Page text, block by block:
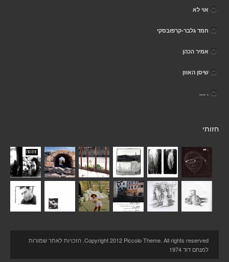
אוי לא
חמד גלבר-קרפובסקי
אמיר הכהן
שיסן האוזן
. ....
חזותי
Copyright 2012 Piccolo Theme. All rights reserved. הזכויות לאתר שמורות
למנחם דוד 1974